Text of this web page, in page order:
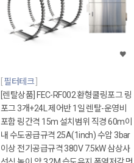
필터테크
[렌탈상품] FEC-RF002 환형쿨링포그 링
포그 3개+24L 제어반 1일 렌탈-운영비
포함 링간격 15m 설치범위 직경 60m이
내 수도공급규격 25A(1inch) 수압 3bar
이상 전기공급규격 380V 7.5kW 삼상사